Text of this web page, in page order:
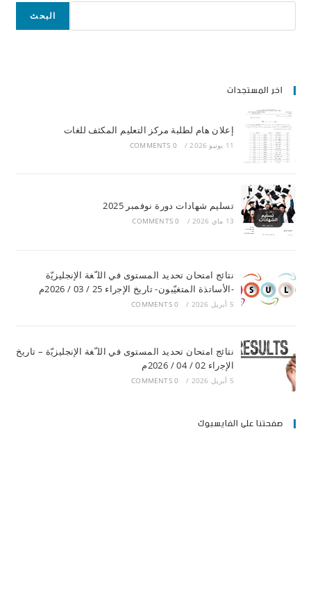
البحث
اخر المستجدات
إعلان هام لطلبة مركز التعليم المكثف للغات
11 يونيو 2026 /
0 COMMENTS
تسليم شهادات دورة نوفمبر 2025
13 ماي 2026 /
0 COMMENTS
ﻧﺘﺎﺋﺞ اﻣﺘﺤﺎن ﺗﺤﺪﯾﺪ اﻟﻤﺴﺘﻮى ﻓﻲ اﻟﻠ ّﻐﺔ اﻹﻧﺠﻠﯿﺰﯾّة
-اﻷﺳﺎﺗﺬة اﻟﻤﺘﻐﯿّﺒﻮن- ﺗﺎرﯾﺦ اﻹﺟراء 25 / 03 / 2026م
5 أبريل 2026 /
0 COMMENTS
ﻧﺘﺎﺋﺞ اﻣﺘﺤﺎن ﺗﺤﺪﯾﺪ اﻟﻤﺴﺘﻮى ﻓﻲ اﻟﻠ ّﻐﺔ اﻹﻧﺠﻠﯿﺰﯾّة – ﺗﺎرﯾﺦ
اﻹﺟراء 02 / 04 / 2026م
5 أبريل 2026 /
0 COMMENTS
صفحتنا على الفايسبوك